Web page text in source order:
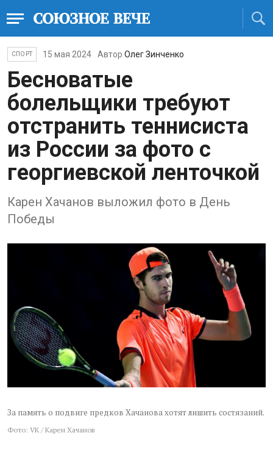
СПОРТ 15 мая 2024 Автор Олег Зинченко
Бесноватые
болельщики требуют
отстранить теннисиста
из России за фото с
георгиевской ленточкой
Карен Хачанов выложил фото в День
Победы
За память о подвиге предков Хачанова хотят лишить состязаний.
Фото: VK / Карен Хачанов